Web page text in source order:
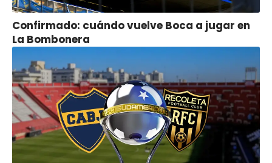
Confirmado: cuándo vuelve Boca a jugar en
La Bombonera